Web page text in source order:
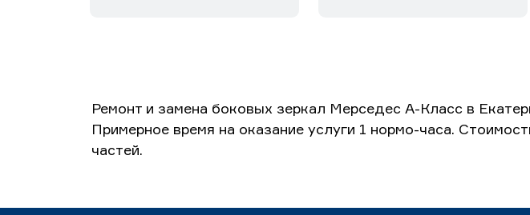
Ремонт и замена боковых зеркал Мерседес А-Класс в
Примерное время на оказание услуги 1 нормо-часа.
частей.